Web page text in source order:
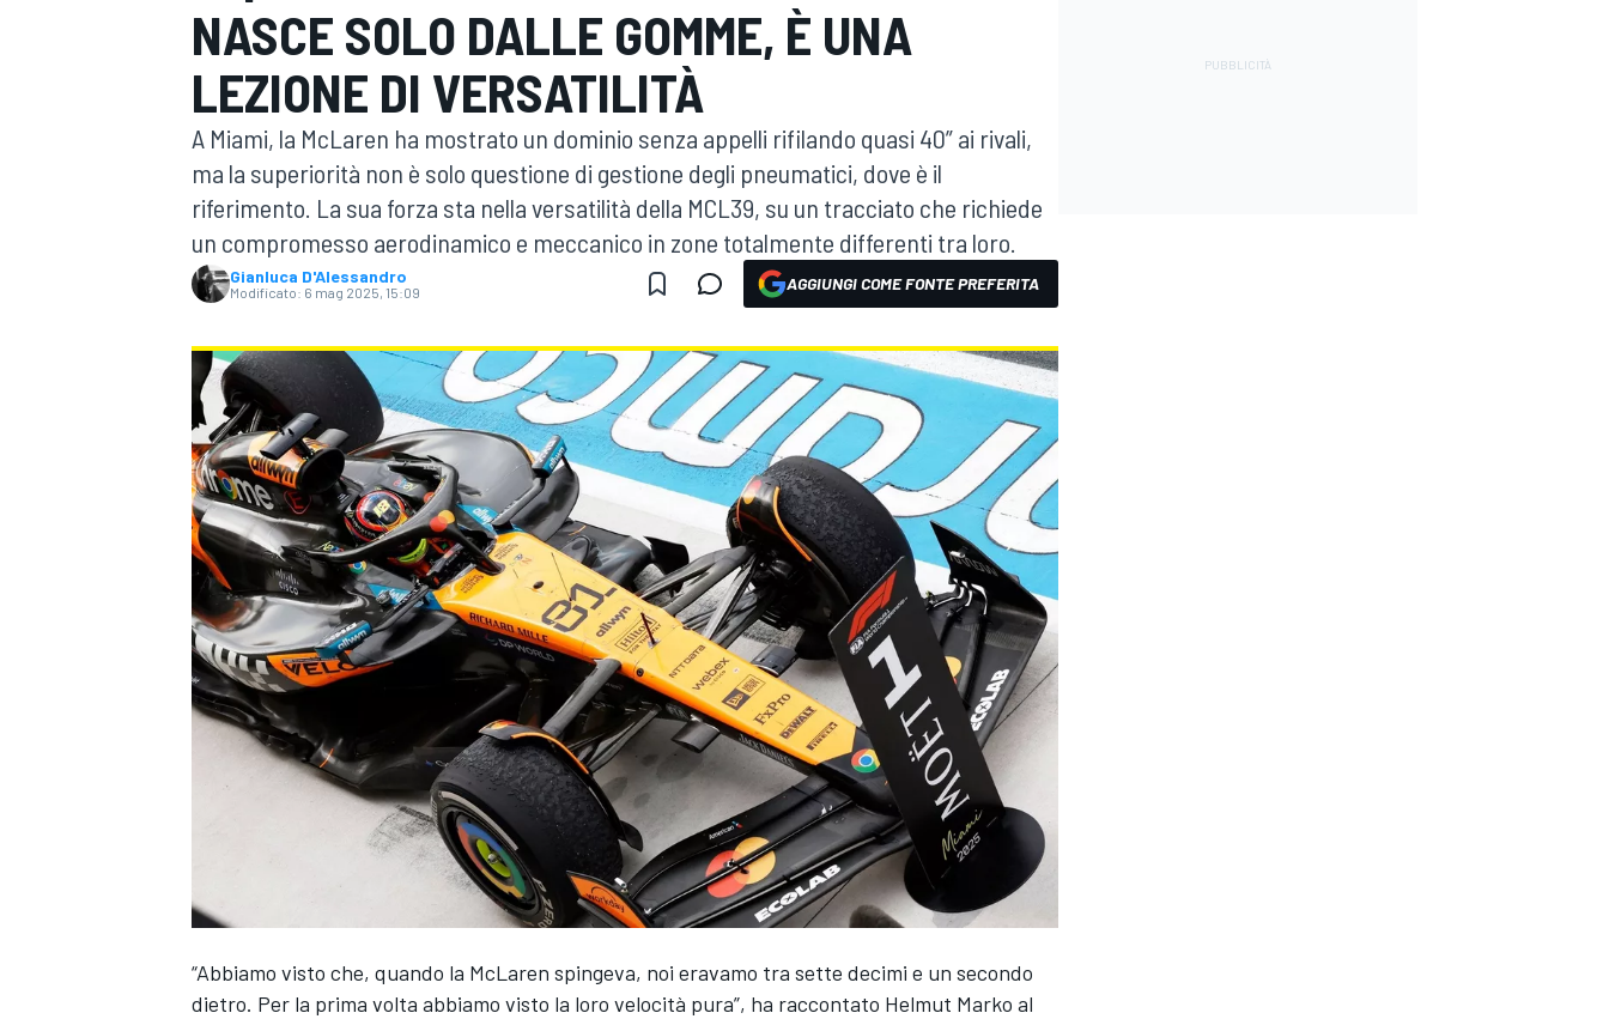
MOTOGP WEC
WRC
NASCE SOLO DALLE GOMME, È UNA
LEZIONE DI VERSATILITÀ
A Miami, la McLaren ha mostrato un dominio senza appelli rifilando quasi 40” ai rivali,
ma la superiorità non è solo questione di gestione degli pneumatici, dove è il
riferimento. La sua forza sta nella versatilità della MCL39, su un tracciato che richiede
un compromesso aerodinamico e meccanico in zone totalmente differenti tra loro.
Gianluca D'Alessandro
Modificato: 6 mag 2025, 15:09 AGGIUNGI COME FONTE PREFERITA
“Abbiamo visto che, quando la McLaren spingeva, noi eravamo tra sette decimi e un secondo
dietro. Per la prima volta abbiamo visto la loro velocità pura”, ha raccontato Helmut Marko al